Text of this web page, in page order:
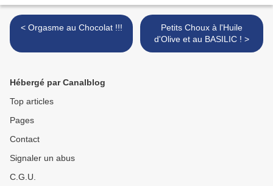
< Orgasme au Chocolat !!!
Petits Choux à l'Huile
d'Olive et au BASILIC ! >
Hébergé par Canalblog
Top articles
Pages
Contact
Signaler un abus
C.G.U.